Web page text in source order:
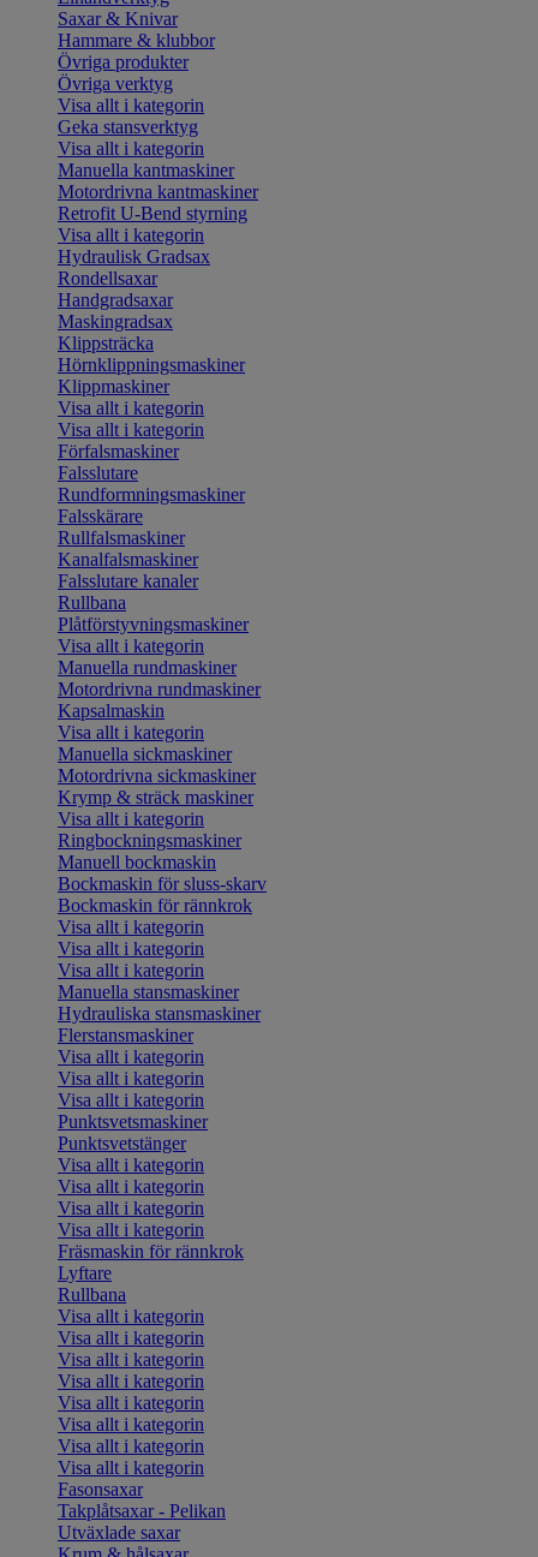
Saxar & Knivar
Hammare & klubbor
Övriga produkter
Övriga verktyg
Visa allt i kategorin
Geka stansverktyg
Visa allt i kategorin
Manuella kantmaskiner
Motordrivna kantmaskiner
Retrofit U-Bend styrning
Visa allt i kategorin
Hydraulisk Gradsax
Rondellsaxar
Handgradsaxar
Maskingradsax
Klippsträcka
Hörnklippningsmaskiner
Klippmaskiner
Visa allt i kategorin
Visa allt i kategorin
Förfalsmaskiner
Falsslutare
Rundformningsmaskiner
Falsskärare
Rullfalsmaskiner
Kanalfalsmaskiner
Falsslutare kanaler
Rullbana
Plåtförstyvningsmaskiner
Visa allt i kategorin
Manuella rundmaskiner
Motordrivna rundmaskiner
Kapsalmaskin
Visa allt i kategorin
Manuella sickmaskiner
Motordrivna sickmaskiner
Krymp & sträck maskiner
Visa allt i kategorin
Ringbockningsmaskiner
Manuell bockmaskin
Bockmaskin för sluss-skarv
Bockmaskin för rännkrok
Visa allt i kategorin
Visa allt i kategorin
Visa allt i kategorin
Manuella stansmaskiner
Hydrauliska stansmaskiner
Flerstansmaskiner
Visa allt i kategorin
Visa allt i kategorin
Visa allt i kategorin
Punktsvetsmaskiner
Punktsvetstänger
Visa allt i kategorin
Visa allt i kategorin
Visa allt i kategorin
Visa allt i kategorin
Fräsmaskin för rännkrok
Lyftare
Rullbana
Visa allt i kategorin
Visa allt i kategorin
Visa allt i kategorin
Visa allt i kategorin
Visa allt i kategorin
Visa allt i kategorin
Visa allt i kategorin
Visa allt i kategorin
Fasonsaxar
Takplåtsaxar - Pelikan
Utväxlade saxar